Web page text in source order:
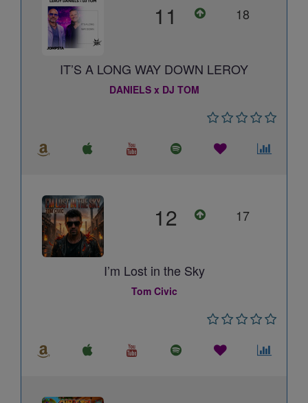
11 18
IT’S A LONG WAY DOWN LEROY
DANIELS x DJ TOM
12 17
I’m Lost in the Sky
Tom Civic